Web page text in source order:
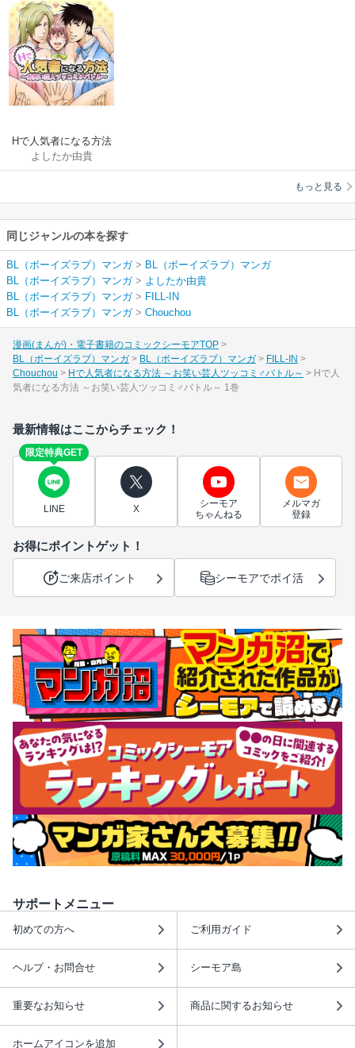
Hで人気者になる方法
～お笑い芸人ツッコ
ミ♂バトル～
よしたか由貴
もっと見る
同じジャンルの本を探す
BL（ボーイズラブ）マンガ> BL（ボーイズラブ）マンガ
BL（ボーイズラブ）マンガ> よしたか由貴
BL（ボーイズラブ）マンガ> FILL-IN
BL（ボーイズラブ）マンガ> Chouchou
漫画(まんが)・電子書籍のコミックシーモアTOP
BL（ボーイズラブ）マンガ
BL（ボーイズラブ）マンガ
FILL-IN
Chouchou
Hで人気者になる方法 ～お笑い芸人ツッコミ♂バトル～
Hで人
気者になる方法 ～お笑い芸人ツッコミ♂バトル～ 1巻
最新情報はここからチェック！
限定特典GET
LINE X
シーモア
ちゃんねる
メルマガ
登録
お得にポイントゲット！
ご来店ポイント シーモアでポイ活
サポートメニュー
初めての方へ ご利用ガイド
ヘルプ・お問合せ シーモア島
重要なお知らせ 商品に関するお知らせ
ホームアイコンを追加